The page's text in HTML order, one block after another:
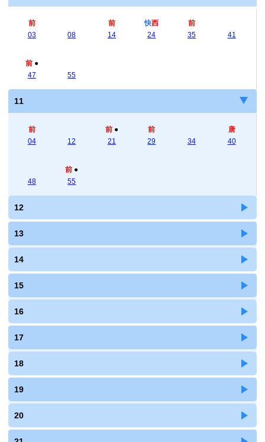
前
03
08
前
14
快西
24
前
35
41
前 ●
47
55
11
前
04
12
前 ●
21
前
29
34
唐
40
48
前 ●
55
12
13
14
15
16
17
18
19
20